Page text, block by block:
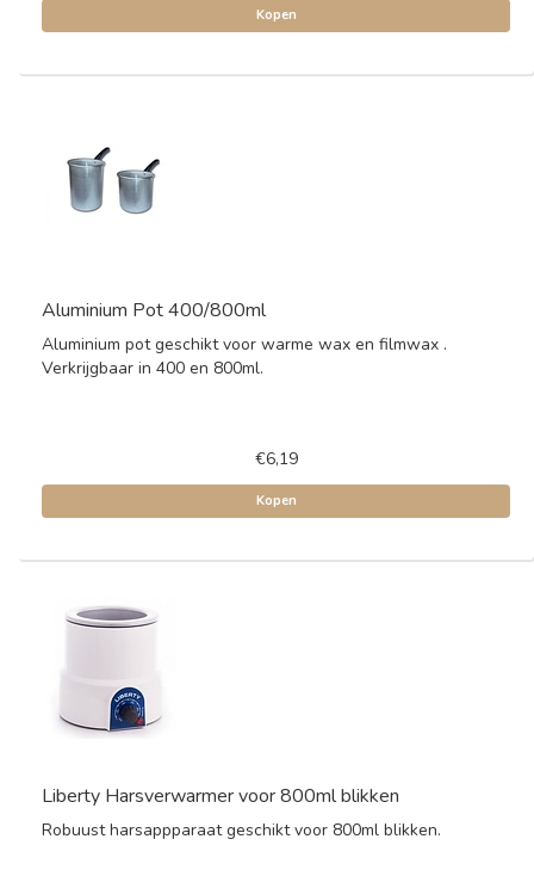
Kopen
Aluminium Pot 400/800ml
Aluminium pot geschikt voor warme wax en filmwax .
Verkrijgbaar in 400 en 800ml.
€6,19
Kopen
Liberty Harsverwarmer voor 800ml blikken
Robuust harsappparaat geschikt voor 800ml blikken.